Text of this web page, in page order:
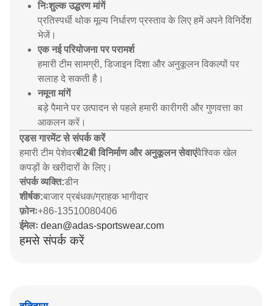
निःशुल्क उद्धरण मांगें
प्रतिस्पर्धी थोक मूल्य निर्धारण प्रस्ताव के लिए हमें अपने विनिर्देश
भेजें।
एक नई परियोजना पर परामर्श
हमारी टीम सामग्री, डिजाइन दिशा और अनुकूलन विकल्पों पर
सलाह दे सकती है।
नमूना मांगें
बड़े पैमाने पर उत्पादन से पहले हमारी कारीगरी और गुणवत्ता का
आकलन करें।
एडस गारमेंट से संपर्क करें
हमारी टीम पेशेवरबी2बी विनिर्माण और अनुकूलन सेवाएंवैश्विक खेल
कपड़ों के खरीदारों के लिए।
संपर्क व्यक्ति:डीन
शीर्षक:बाजार प्रबंधक/ग्राहक भागीदार
फ़ोनः+86-13510080406
ईमेलः dean@adas-sportswear.com
हमसे संपर्क करें